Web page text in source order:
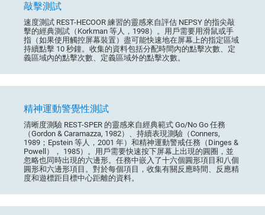
敲擊測試
速度測試 REST-HECOOR 練習的靈感來自評估 NEPSY 的指尖敲
擊的經典測試（Korkman 等人，1998）。用戶需要用滑鼠或手
指（如果使用觸控屏幕裝置）盡可能快速地在屏幕上的指定區域
持續點擊 10 秒鐘。收集的資料包括分配時間內的點擊次數、定
義區域內的點擊次數、定義區域外的點擊次數。
精神運動警覺性測試
清晰度測驗 REST-SPER 的靈感來自經典範式 Go/No Go 任務
（Gordon & Caramazza, 1982）、持續表現測驗（Conners,
1989；Epstein 等人，2001 年）和精神運動警戒任務（Dinges &
Powell）， 1985）。用戶需要快速按下屏幕上出現的圓圈，並
忽略也同時出現的六邊形。任務中嵌入了十六個圓形項目和八個
圓形和六邊形項目。對於每個項目，收集有關反應時間、反應精
度和遊標距目標中心距離的資料。